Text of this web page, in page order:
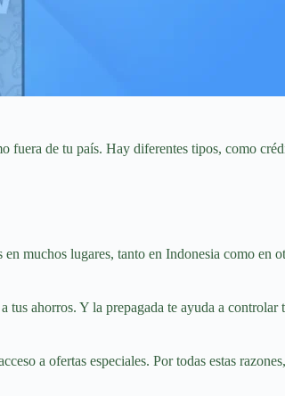
fuera de tu país. Hay diferentes tipos, como
muchos lugares, tanto en Indonesia como en
ahorros. Y la prepagada te ayuda a controlar
a ofertas especiales. Por todas estas